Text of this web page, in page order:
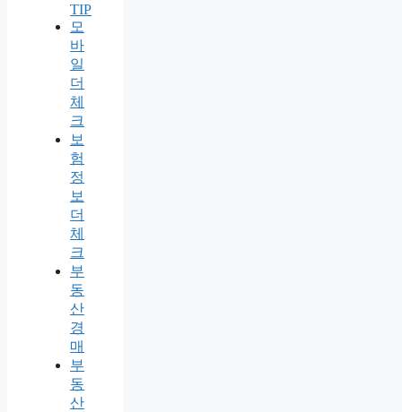
TIP
모
바
일
더
체
크
보
험
정
보
더
체
크
부
동
산
경
매
부
동
산